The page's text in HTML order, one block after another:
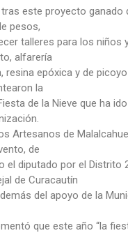
este proyecto ganado
pesos,
talleres para los niños
alfarería
resina epóxica y de
la
de la Nieve que ha
Artesanos de
de
el diputado por el Distrito
de Curacautín
del apoyo de la
que este año “la